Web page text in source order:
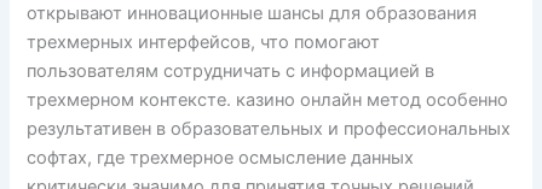
открывают инновационные шансы для образования
трехмерных интерфейсов, что помогают
пользователям сотрудничать с информацией в
трехмерном контексте. казино онлайн метод особенно
результативен в образовательных и профессиональных
софтах, где трехмерное осмысление данных